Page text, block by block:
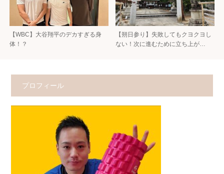
【WBC】大谷翔平のデカすぎる身
体！？
【朔日参り】失敗してもクヨクヨし
ない！次に進むために立ち上が…
プロフィール